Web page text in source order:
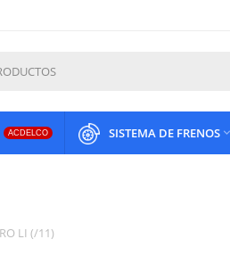
ACDELCO SISTEMA DE FRENOS 
LI (/11)